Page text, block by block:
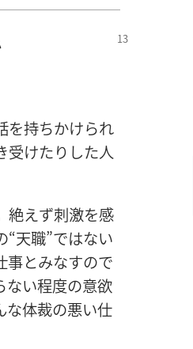
を持ちかけられ
受けたりした人
絶えず刺激を感
“天職”ではない
事とみなすので
ない程度の意欲
な体裁の悪い仕